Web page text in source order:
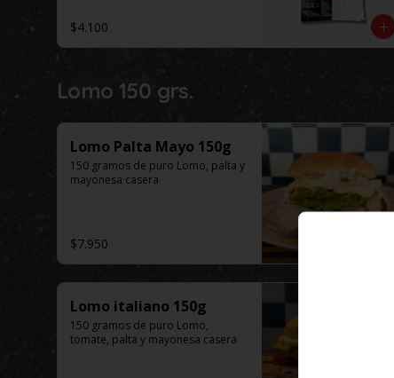
$4.100
Lomo 150 grs.
Lomo Palta Mayo 150g
150 gramos de puro Lomo, palta y
mayonesa casera
$7.950
Lomo italiano 150g
150 gramos de puro Lomo,
tomate, palta y mayonesa casera